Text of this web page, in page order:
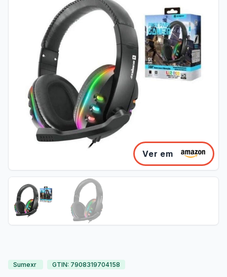
Ver em
Sumexr GTIN: 7908319704158